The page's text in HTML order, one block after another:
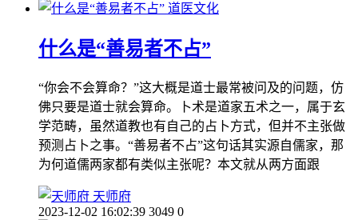
道医文化
什么是“善易者不占”
“你会不会算命？”这大概是道士最常被问及的问题，仿
佛只要是道士就会算命。卜术是道家五术之一，属于玄
学范畴，虽然道教也有自己的占卜方式，但并不主张做
预测占卜之事。“善易者不占”这句话其实源自儒家，那
为何道儒两家都有类似主张呢？本文就从两方面跟
天师府
2023-12-02 16:02:39 3049 0